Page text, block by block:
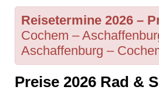
Reisetermine 2026 –
Cochem –
Aschaffenburg –
Preise 2026 Rad &